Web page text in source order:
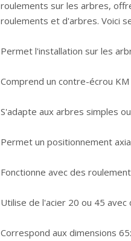
roulements sur les arbres,
roulements et d'arbres. Voici
Permet l'installation sur les
Comprend un contre-écrou
S'adapte aux arbres simples
Permet un positionnement
Fonctionne avec des
Utilise de l'acier 20 ou 45
Correspond aux dimensions